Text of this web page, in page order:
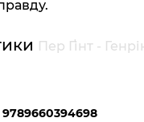
Пер Ґінт -
9789660394698